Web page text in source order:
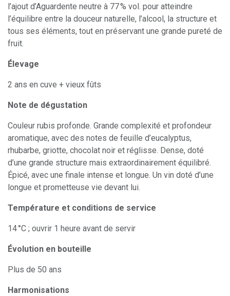
l’ajout d’Aguardente neutre à 77 % vol. pour atteindre
l’équilibre entre la douceur naturelle, l’alcool, la structure et
tous ses éléments, tout en préservant une grande pureté de
fruit.
Élevage
2 ans en cuve + vieux fûts
Note de dégustation
Couleur rubis profonde. Grande complexité et profondeur
aromatique, avec des notes de feuille d’eucalyptus,
rhubarbe, griotte, chocolat noir et réglisse. Dense, doté
d’une grande structure mais extraordinairement équilibré.
Épicé, avec une finale intense et longue. Un vin doté d’une
longue et prometteuse vie devant lui.
Température et conditions de service
14 °C ; ouvrir 1 heure avant de servir
Évolution en bouteille
Plus de 50 ans
Harmonisations